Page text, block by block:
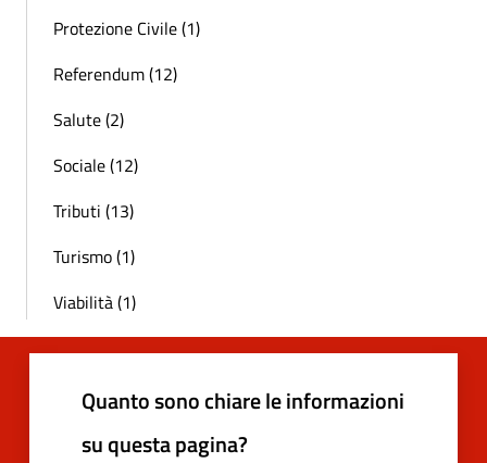
Protezione Civile (1)
Referendum (12)
Salute (2)
Sociale (12)
Tributi (13)
Turismo (1)
Viabilità (1)
Quanto sono chiare le informazioni
su questa pagina?